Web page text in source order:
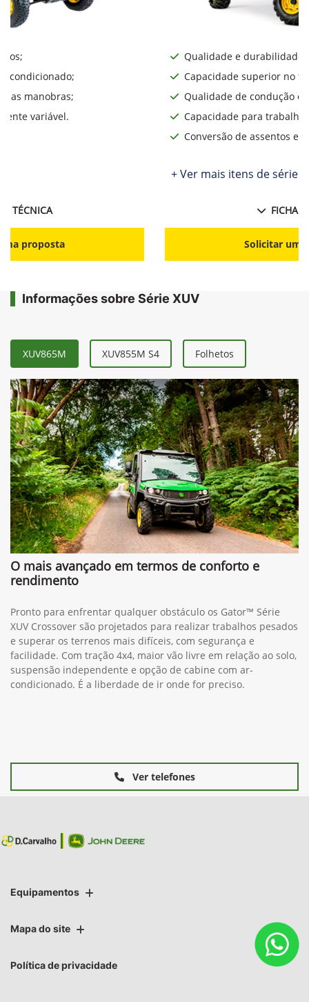
condicionado;
as manobras;
variável.
TÉCNICA
proposta
Qualidade e durabilidade;
Capacidade superior no
Qualidade de condução o
Capacidade para
Conversão de assentos e
+ Ver mais itens de série
FICHA
Solicitar
Informações sobre Série XUV
XUV865M XUV855M S4 Folhetos
O mais avançado em termos de conforto e
rendimento
Pronto para enfrentar qualquer obstáculo os Gator™ Série
XUV Crossover são projetados para realizar trabalhos pesados
e superar os terrenos mais difíceis, com segurança e
facilidade. Com tração 4x4, maior vão livre em relação ao solo,
suspensão independente e opção de cabine com ar-
condicionado. É a liberdade de ir onde for preciso.
Ver telefones
Equipamentos
Mapa do site
Política de privacidade